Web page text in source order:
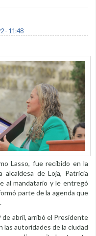
- 11:48
Lasso, fue recibido en la
de Loja, Patricia
al mandatario y le entregó
parte de la agenda que
de abril, arribó el Presidente
las autoridades de la ciudad